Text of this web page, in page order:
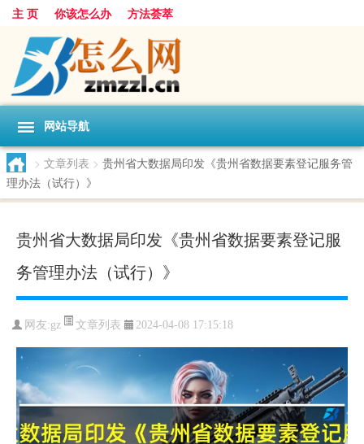
主 页 你该怎么办 方法荟萃
网站导航
> 文章列表 > 贵州省大数据局印发《贵州省数据要素登记服务管
理办法（试行）》
贵州省大数据局印发《贵州省数据要素登记服
务管理办法（试行）》
网友:gz 文章列表 2024-04-08 17:15:18